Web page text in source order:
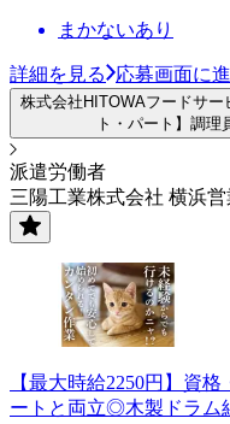
まかないあり
詳細を見る 応募画面に
株式会社HITOWAフードサ
ト・パート】調理
派遣労働者
三陽工業株式会社 横浜
【最大時給2250円】資
ートと両立◎木製ドラム